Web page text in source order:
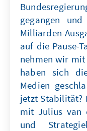
gegangen
Milliarden-
auf die Pause-
nehmen wir mit
haben sich
Medien
jetzt Stabilität?
mit Julius van
und